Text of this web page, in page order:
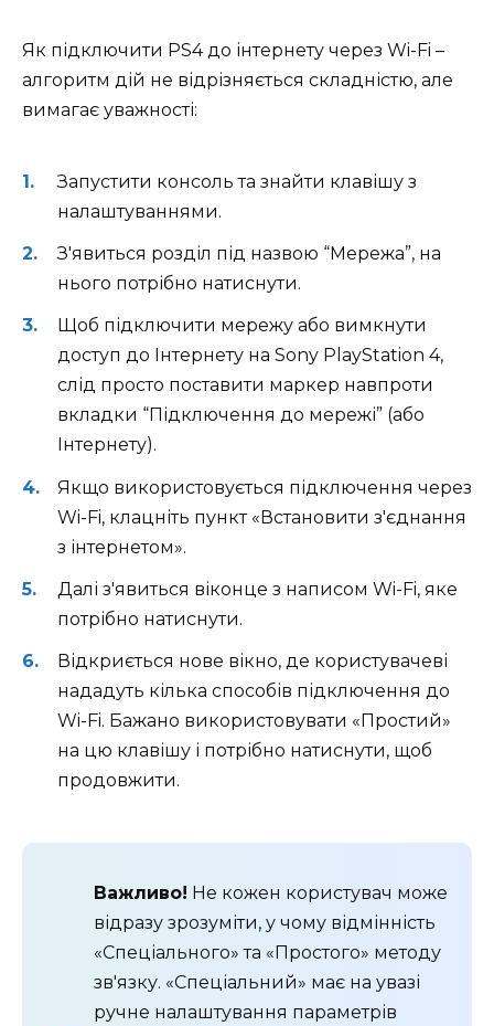
Як підключити PS4 до інтернету через Wi-Fi –
алгоритм дій не відрізняється складністю, але
вимагає уважності:
Запустити консоль та знайти клавішу з
налаштуваннями.
З'явиться розділ під назвою “Мережа”, на
нього потрібно натиснути.
Щоб підключити мережу або вимкнути
доступ до Інтернету на Sony PlayStation 4,
слід просто поставити маркер навпроти
вкладки “Підключення до мережі” (або
Інтернету).
Якщо використовується підключення через
Wi-Fi, клацніть пункт «Встановити з'єднання
з інтернетом».
Далі з'явиться віконце з написом Wi-Fi, яке
потрібно натиснути.
Відкриється нове вікно, де користувачеві
нададуть кілька способів підключення до
Wi-Fi. Бажано використовувати «Простий»
на цю клавішу і потрібно натиснути, щоб
продовжити.
Важливо! Не кожен користувач може
відразу зрозуміти, у чому відмінність
«Спеціального» та «Простого» методу
зв'язку. «Спеціальний» має на увазі
ручне налаштування параметрів